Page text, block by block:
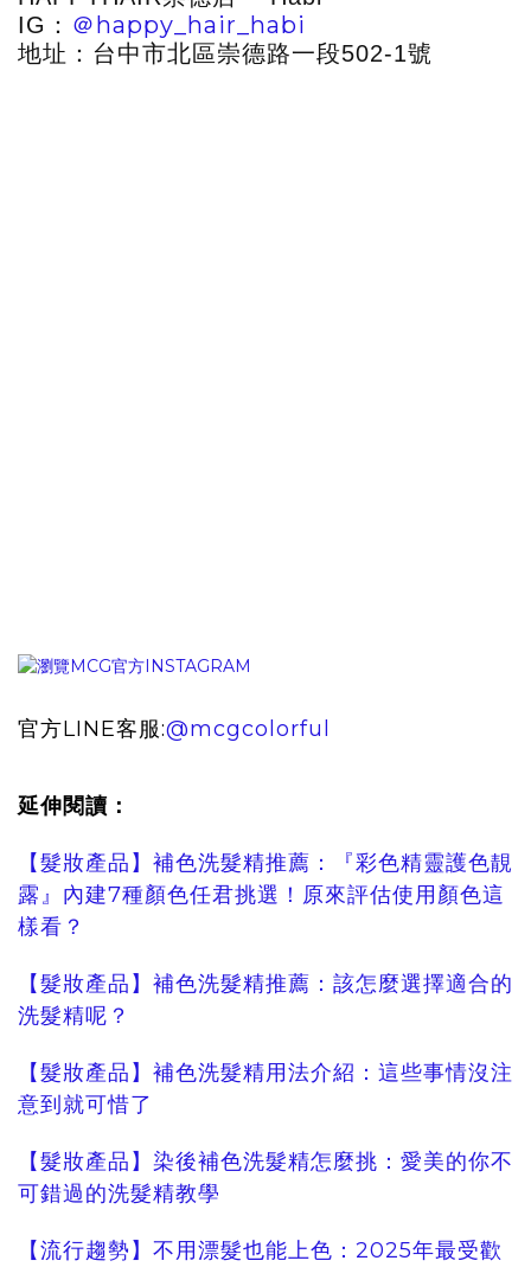
IG： ＠happy_hair_habi
地址：台中市北區崇德路一段502-1號
官方LINE客服:@mcgcolorful
延伸閱讀：
【髮妝產品】補色洗髮精推薦：『彩色精靈護色靚
露』內建7種顏色任君挑選！原來評估使用顏色這
樣看？
【髮妝產品】補色洗髮精推薦：該怎麼選擇適合的
洗髮精呢？
【髮妝產品】補色洗髮精用法介紹：這些事情沒注
意到就可惜了
【髮妝產品】染後補色洗髮精怎麼挑：愛美的你不
可錯過的洗髮精教學
【流行趨勢】不用漂髮也能上色：2025年最受歡